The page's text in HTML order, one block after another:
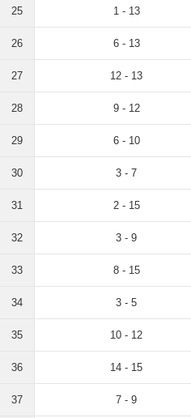
25 1 - 13
26 6 - 13
27 12 - 13
28 9 - 12
29 6 - 10
30 3 - 7
31 2 - 15
32 3 - 9
33 8 - 15
34 3 - 5
35 10 - 12
36 14 - 15
37 7 - 9